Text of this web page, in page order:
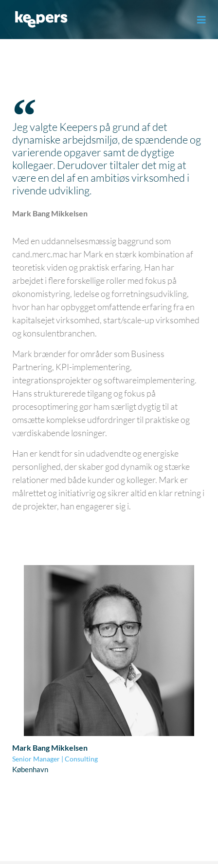
indholdet
Jeg valgte Keepers på grund af det
dynamiske arbejdsmiljø, de spændende og
varierende opgaver samt de dygtige
kollegaer. Derudover tiltaler det mig at
være en del af en ambitiøs virksomhed i
rivende udvikling.
Mark Bang Mikkelsen
Med en uddannelsesmæssig baggrund som
cand.merc.mac har Mark en stærk kombination af
teoretisk viden og praktisk erfaring. Han har
arbejdet i flere forskellige roller med fokus på
økonomistyring, ledelse og forretningsudvikling,
hvor han har opbygget omfattende erfaring fra en
kapitalsejet virksomhed, start/scale-up virksomhed
og konsulentbranchen.
Mark brænder for områder som Business
Partnering, KPI-implementering,
integrationsprojekter og softwareimplementering.
Hans strukturerede tilgang og fokus på
procesoptimering gør ham særligt dygtig til at
omsætte komplekse udfordringer til praktiske og
værdiskabende løsninger.
Han er kendt for sin udadvendte og energiske
personlighed, der skaber god dynamik og stærke
relationer med både kunder og kolleger. Mark er
målrettet og initiativrig og sikrer altid en klar retning i
de projekter, han engagerer sig i.
Mark Bang Mikkelsen
Senior Manager | Consulting
København